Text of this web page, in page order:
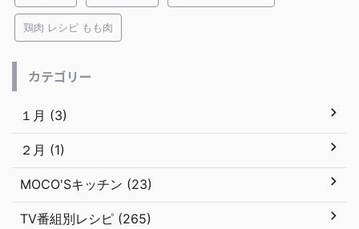
鶏肉 レシピ もも肉
カテゴリー
１月 (3)
２月 (1)
MOCO'Sキッチン (23)
TV番組別レシピ (265)